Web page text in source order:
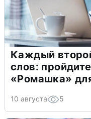
Каждый
слов:
«Ромашка»
10 августа 5